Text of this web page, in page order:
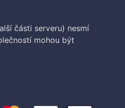
části serveru) nesmí
mohou být